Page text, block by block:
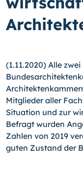
(1.11.2020) Alle
Mitglieder aller
Situation und zur
Befragt wurden
Zahlen von 2019
guten Zustand der